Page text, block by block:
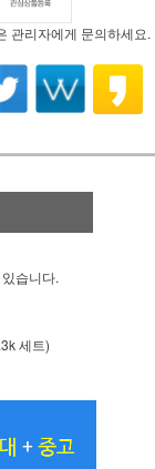
관리자에게 문의하세요.
습니다.
세트)